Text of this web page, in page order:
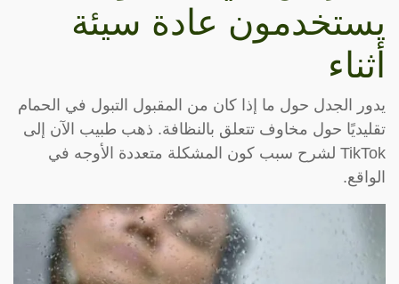
يستخدمون عادة سيئة
أثناء
يدور الجدل حول ما إذا كان من المقبول التبول في الحمام
تقليديًا حول مخاوف تتعلق بالنظافة. ذهب طبيب الآن إلى
TikTok لشرح سبب كون المشكلة متعددة الأوجه في
الواقع.